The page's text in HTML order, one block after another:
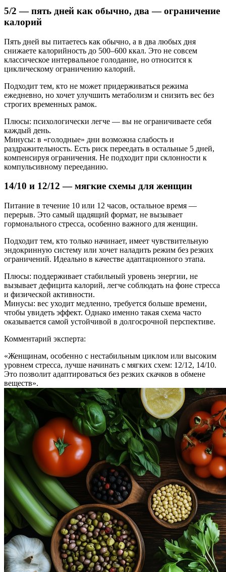
5/2 — пять дней как обычно, два — ограничение
калорий
Пять дней вы питаетесь как обычно, а в два любых дня
снижаете калорийность до 500–600 ккал. Это не совсем
классическое интервальное голодание, но относится к
циклическому ограничению калорий.
Подходит тем, кто не может придерживаться режима
ежедневно, но хочет улучшить метаболизм и снизить вес без
строгих временных рамок.
Плюсы: психологически легче — вы не ограничиваете себя
каждый день.
Минусы: в «голодные» дни возможна слабость и
раздражительность. Есть риск переедать в остальные 5 дней,
компенсируя ограничения. Не подходит при склонности к
компульсивному перееданию.
14/10 и 12/12 — мягкие схемы для женщин
Питание в течение 10 или 12 часов, остальное время —
перерыв. Это самый щадящий формат, не вызывает
гормонального стресса, особенно важного для женщин.
Подходит тем, кто только начинает, имеет чувствительную
эндокринную систему или хочет наладить режим без резких
ограничений. Идеально в качестве адаптационного этапа.
Плюсы: поддерживает стабильный уровень энергии, не
вызывает дефицита калорий, легче соблюдать на фоне стресса
и физической активности.
Минусы: вес уходит медленно, требуется больше времени,
чтобы увидеть эффект. Однако именно такая схема часто
оказывается самой устойчивой в долгосрочной перспективе.
Комментарий эксперта:
«Женщинам, особенно с нестабильным циклом или высоким
уровнем стресса, лучше начинать с мягких схем: 12/12, 14/10.
Это позволит адаптироваться без резких скачков в обмене
веществ».